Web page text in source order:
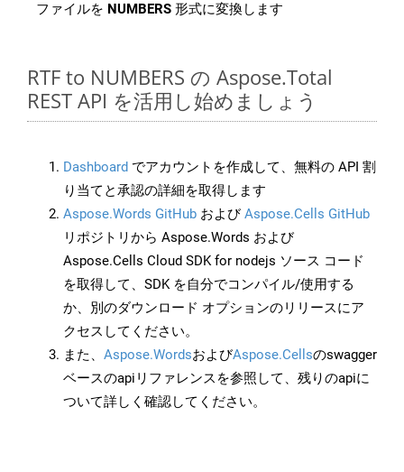
ファイルを NUMBERS 形式に変換します
RTF to NUMBERS の Aspose.Total
REST API を活用し始めましょう
Dashboard でアカウントを作成して、無料の API 割
り当てと承認の詳細を取得します
Aspose.Words GitHub およびAspose.Cells GitHub
リポジトリから Aspose.Words および
Aspose.Cells Cloud SDK for nodejs ソース コード
を取得して、SDK を自分でコンパイル/使用する
か、別のダウンロード オプションのリリースにア
クセスしてください。
また、 Aspose.WordsおよびAspose.Cellsのswagger
ベースのapiリファレンスを参照して、残りのapiに
ついて詳しく確認してください。